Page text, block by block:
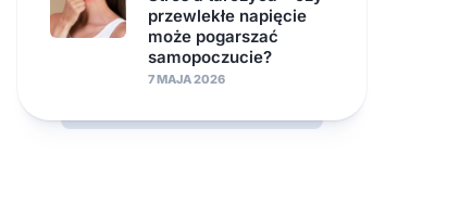
przewlekłe napięcie
może pogarszać
samopoczucie?
7 MAJA 2026